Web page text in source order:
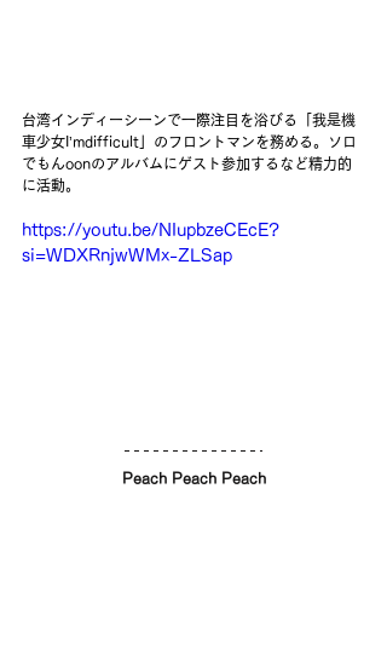
台湾インディーシーンで一際注目を浴びる「我是機
車少女I’mdifficult」のフロントマンを務める。ソロ
でもんoonのアルバムにゲスト参加するなど精力的
に活動。
https://youtu.be/NIupbzeCEcE?
si=WDXRnjwWMx-ZLSap
Peach Peach Peach